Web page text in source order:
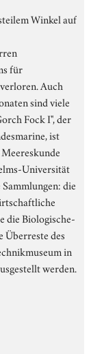
Winkel auf
für
Auch
sind viele
Fock I", der
ist
Universität
die
die Biologische-
Überreste des
in
werden.